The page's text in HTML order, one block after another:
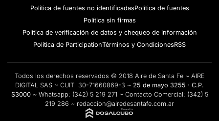
Política de fuentes no identificadasPolítica de fuentes
Política sin firmas
Política de verificación de datos y chequeo de información
Politica de ParticipationTérminos y CondicionesRSS
Todos los derechos reservados © 2018 Aire de Santa Fe ~ AIRE
DIGITAL SAS ~ CUIT 30-71660869-3 ~ 25 de mayo 3255 · C.P.
S3000 ~ Whatsapp: (342) 5 219 271 ~ Contacto Comercial: (342) 5
219 286 ~ redaccion@airedesantafe.com.ar